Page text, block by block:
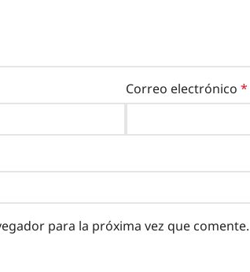
Correo electrónico *
para la próxima vez que comente.